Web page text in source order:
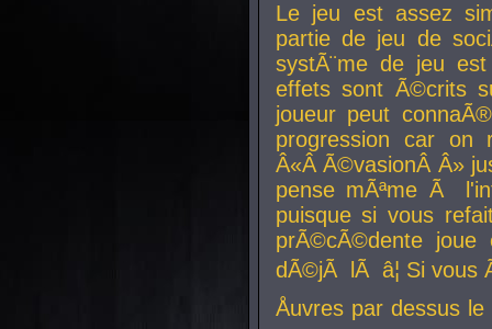
Le jeu est assez
partie de jeu de
systÃ¨me de jeu
effets sont Ã©crits
joueur peut
progression car
Â«Â Ã©vasionÂ Â»
pense mÃªme Ã
puisque si vous
prÃ©cÃ©dente
dÃ©jÃ lÃ â¦ Si vous
Åuvres par dessus